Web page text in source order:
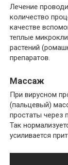
Лечение
количество
качестве
теплые
растений
препаратов.
Массаж
При вирусном
(пальцевый)
простаты через
Так
усиливается